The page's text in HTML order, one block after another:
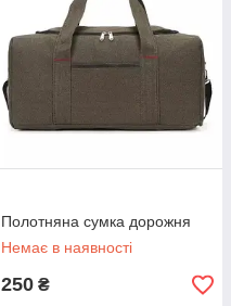
Полотняна сумка дорожня
Немає в наявності
250 ₴